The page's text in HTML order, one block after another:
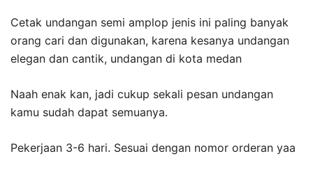
Cetak undangan semi amplop jenis ini paling banyak
orang cari dan digunakan, karena kesanya undangan
elegan dan cantik, undangan di kota medan
Naah enak kan, jadi cukup sekali pesan undangan
kamu sudah dapat semuanya.
Pekerjaan 3-6 hari. Sesuai dengan nomor orderan yaa